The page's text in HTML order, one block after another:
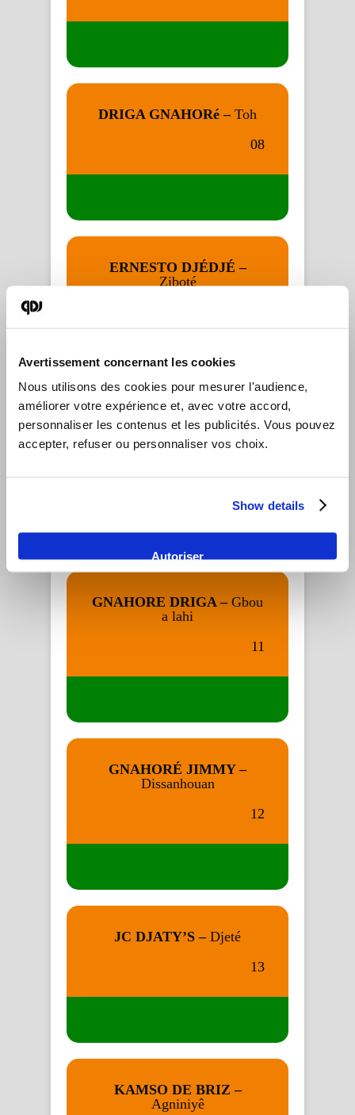
Avertissement concernant les cookies
Nous utilisons des cookies pour mesurer l'audience,
améliorer votre expérience et, avec votre accord,
personnaliser les contenus et les publicités. Vous pouvez
accepter, refuser ou personnaliser vos choix.
Show details
Autoriser
DRIGA GNAHORé – Toh
08
ERNESTO DJÉDJÉ –
Ziboté
FRANÇOIS LOUGAH –
Bravo (dida
GNAHORE DRIGA – Gbou
a lahi
11
GNAHORÉ JIMMY –
Dissanhouan
12
JC DJATY’S – Djeté
13
KAMSO DE BRIZ –
Agniniyê